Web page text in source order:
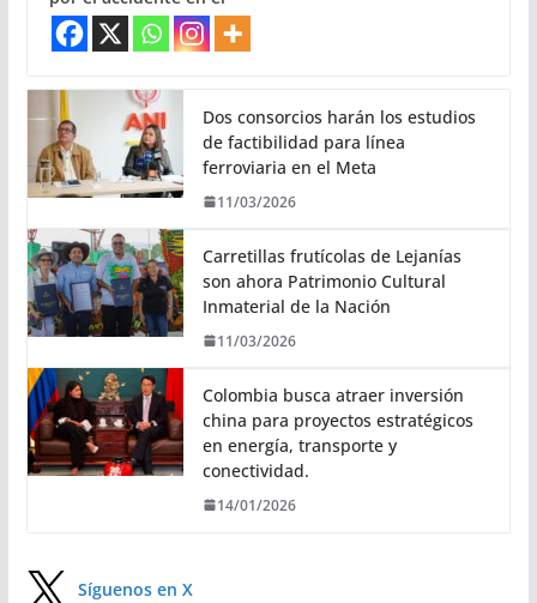
Dos consorcios harán los estudios
de factibilidad para línea
ferroviaria en el Meta
11/03/2026
Carretillas frutícolas de Lejanías
son ahora Patrimonio Cultural
Inmaterial de la Nación
11/03/2026
Colombia busca atraer inversión
china para proyectos estratégicos
en energía, transporte y
conectividad.
14/01/2026
Síguenos en X